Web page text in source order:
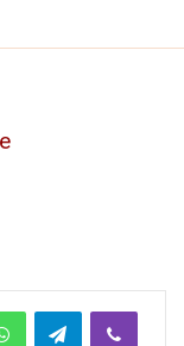
WhatsAppTelegramViber